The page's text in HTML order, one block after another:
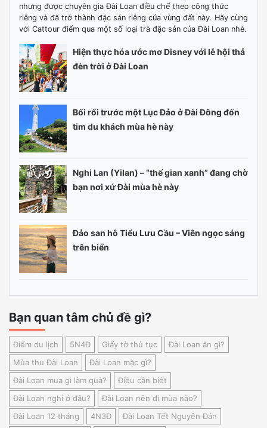
nhưng được chuyên gia Đài Loan điều chế theo công thức
riêng và đã trở thành đặc sản riêng của vùng đất này. Hãy cùng
với Cattour điểm qua một số loại trà đặc sản của Đài Loan nhé.
Hiện thực hóa ước mơ Disney với lễ hội thả
đèn trời ở Đài Loan
Bối rối trước một Lục Đảo ở Đài Đông đốn
tim du khách mùa hè này
Nghi Lan (Yilan) – “thế gian xanh” đang chờ
bạn nơi xứ Đài mùa hè này
Đảo san hô Tiểu Lưu Cầu – Viên ngọc sáng
trên biển
Bạn quan tâm chủ đề gì?
Điểm du lịch 5N4Đ Giấy tờ thủ tục
Đài Loan ăn gì?
Mùa thu Đài Loan
Đài Loan mặc gì?
Đài Loan mua gì làm quà?
Điều cần biết
Đài Loan nghỉ ở đâu?
Đài Loan nên đi mùa nào?
Đài Loan 12 tháng
4N3Đ
Đài Loan Tết Nguyên Đán